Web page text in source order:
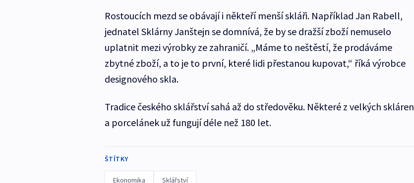
Rostoucích mezd se obávají i někteří menší skláři. Například Jan Rabell,
jednatel Sklárny Janštejn se domnívá, že by se dražší zboží nemuselo
uplatnit mezi výrobky ze zahraničí. „Máme to neštěstí, že prodáváme
zbytné zboží, a to je to první, které lidi přestanou kupovat,“ říká výrobce
designového skla.
Tradice českého sklářství sahá až do středověku. Některé z velkých skláren
a porcelánek už fungují déle než 180 let.
ŠTÍTKY
Ekonomika Sklářství